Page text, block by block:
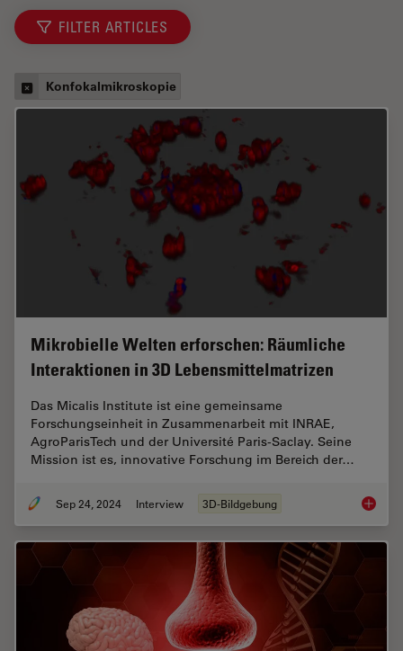
FILTER ARTICLES
Konfokalmikroskopie
Mikrobielle Welten erforschen: Räumliche
Interaktionen in 3D Lebensmittelmatrizen
Das Micalis Institute ist eine gemeinsame
Forschungseinheit in Zusammenarbeit mit INRAE,
AgroParisTech und der Université Paris-Saclay. Seine
Mission ist es, innovative Forschung im Bereich der…
Sep 24, 2024 Interview 3D-Bildgebung